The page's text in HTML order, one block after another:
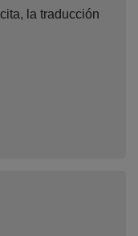
la traducción